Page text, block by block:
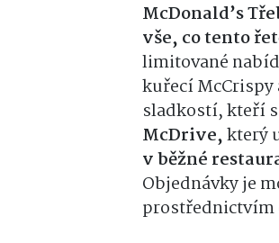
McDonald’s
vše, co tento
limitované
kuřecí McCrispy
sladkostí, kteří
McDrive,který
v běžné
Objednávky je
prostřednictvím